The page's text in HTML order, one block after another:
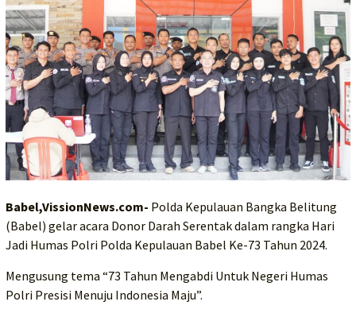
Babel,VissionNews.com- Polda Kepulauan Bangka Belitung
(Babel) gelar acara Donor Darah Serentak dalam rangka Hari
Jadi Humas Polri Polda Kepulauan Babel Ke-73 Tahun 2024.
Mengusung tema “73 Tahun Mengabdi Untuk Negeri Humas
Polri Presisi Menuju Indonesia Maju”.